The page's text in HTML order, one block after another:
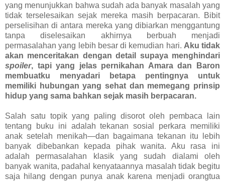
yang menunjukkan bahwa sudah ada banyak masalah yang
tidak terselesaikan sejak mereka masih berpacaran. Bibit
perselisihan di antara mereka yang dibiarkan menggantung
tanpa diselesaikan akhirnya berbuah menjadi
permasalahan yang lebih besar di kemudian hari. Aku tidak
akan menceritakan dengan detail supaya menghindari
spoiler, tapi yang jelas pernikahan Amara dan Baron
membuatku menyadari betapa pentingnya untuk
memiliki hubungan yang sehat dan memegang prinsip
hidup yang sama bahkan sejak masih berpacaran.
Salah satu topik yang paling disorot oleh pembaca lain
tentang buku ini adalah tekanan sosial perkara memiliki
anak setelah menikah—dan bagaimana tekanan itu lebih
banyak dibebankan kepada pihak wanita. Aku rasa ini
adalah permasalahan klasik yang sudah dialami oleh
banyak wanita, padahal kenyataannya masalah tidak begitu
saja hilang dengan punya anak karena menjadi orangtua